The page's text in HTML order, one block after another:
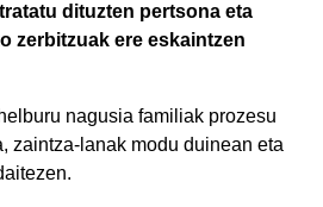
dituzten pertsona eta
zerbitzuak ere eskaintzen
nagusia familiak prozesu
zaintza-lanak modu duinean eta